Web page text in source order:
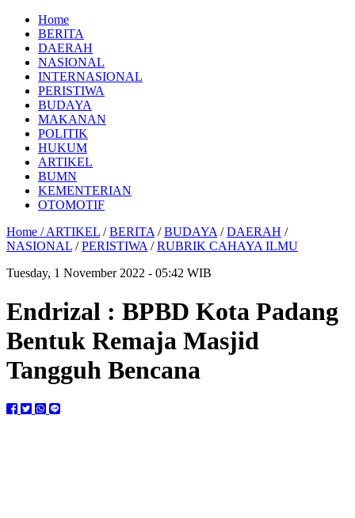
Home
BERITA
DAERAH
NASIONAL
INTERNASIONAL
PERISTIWA
BUDAYA
MAKANAN
POLITIK
HUKUM
ARTIKEL
BUMN
KEMENTERIAN
OTOMOTIF
Home /ARTIKEL /BERITA /BUDAYA /DAERAH /
NASIONAL /PERISTIWA /RUBRIK CAHAYA ILMU
Tuesday, 1 November 2022 - 05:42 WIB
Endrizal : BPBD Kota Padang
Bentuk Remaja Masjid
Tangguh Bencana